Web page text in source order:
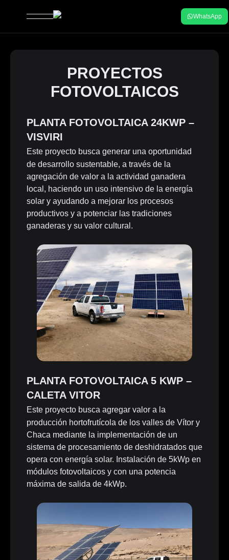
open navigation menu
WhatsApp
PROYECTOS
FOTOVOLTAICOS
PLANTA FOTOVOLTAICA 24KWP –
VISVIRI
Este proyecto busca generar una oportunidad
de desarrollo sustentable, a través de la
agregación de valor a la actividad ganadera
local, haciendo un uso intensivo de la energía
solar y ayudando a mejorar los procesos
productivos y a potenciar las tradiciones
ganaderas y su valor cultural.
PLANTA FOTOVOLTAICA 5 KWP –
CALETA VITOR
Este proyecto busca agregar valor a la
producción hortofrutícola de los valles de Vítor y
Chaca mediante la implementación de un
sistema de procesamiento de deshidratados que
opera con energía solar. Instalación de 5kWp en
módulos fotovoltaicos y con una potencia
máxima de salida de 4kWp.